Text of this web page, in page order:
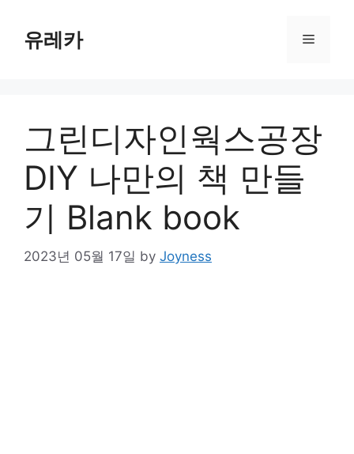
content유레카 Menu
그린디자인웍스공장
DIY 나만의 책 만들
기 Blank book
2023년 05월 17일 by Joyness